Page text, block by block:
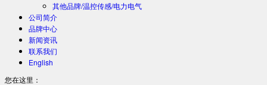
其他品牌/温控传感/电力电气
公司简介
品牌中心
新闻资讯
联系我们
English
您在这里：